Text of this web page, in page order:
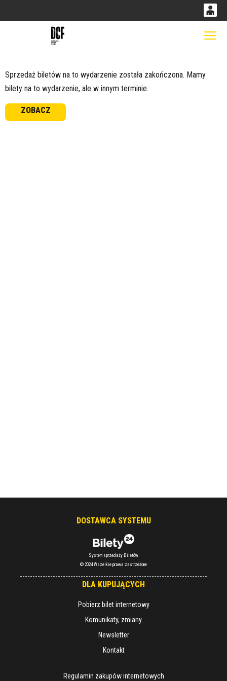
14 52
Sprzedaż biletów na to wydarzenie została zakończona. Mamy
bilety na to wydarzenie, ale w innym terminie.
ZOBACZ
DOSTAWCA SYSTEMU
System sprzedaży Biletów
© 2024 Wszelkie prawa zastrzeżone
DLA KUPUJĄCYCH
Pobierz bilet internetowy
Komunikaty, zmiany
Newsletter
Kontakt
Regulamin zakupów internetowych